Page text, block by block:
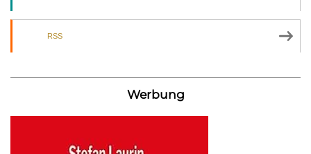
RSS
Werbung